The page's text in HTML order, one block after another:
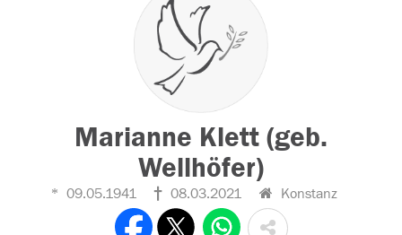
Marianne Klett (geb.
Wellhöfer)
09.05.1941 08.03.2021 Konstanz